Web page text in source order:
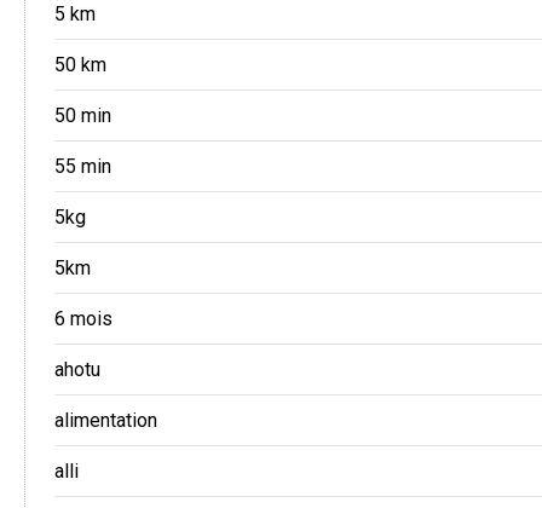
5 km
50 km
50 min
55 min
5kg
5km
6 mois
ahotu
alimentation
alli